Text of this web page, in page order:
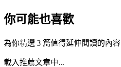
你可能也喜歡
為你精選 3 篇值得延伸閱讀的內容
載入推薦文章中...